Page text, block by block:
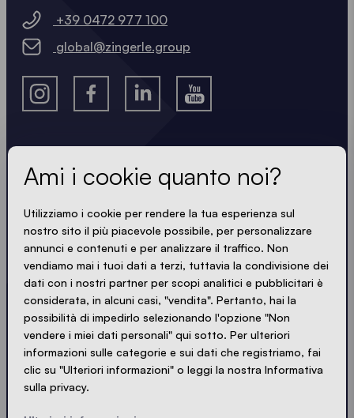
Scopri le ultime novità
Sempre aggiornato. Niente spam! Riceverai solo
informazioni utili scritte in modo nitido, sintetico e
compatto. Proprio come i nostri gazebo.
SONO D'ACCORDO CON LA PRIVACY POLICY
LOADING - LOADING - LOADING - LOADING -
+39 0472 977 100
global@zingerle.group
Ami i cookie quanto noi?
Utilizziamo i cookie per rendere la tua esperienza sul
nostro sito il più piacevole possibile, per personalizzare
annunci e contenuti e per analizzare il traffico. Non
vendiamo mai i tuoi dati a terzi, tuttavia la condivisione dei
dati con i nostri partner per scopi analitici e pubblicitari è
considerata, in alcuni casi, "vendita". Pertanto, hai la
possibilità di impedirlo selezionando l'opzione "Non
vendere i miei dati personali" qui sotto. Per ulteriori
informazioni sulle categorie e sui dati che registriamo, fai
clic su "Ulteriori informazioni" o leggi la nostra Informativa
sulla privacy.